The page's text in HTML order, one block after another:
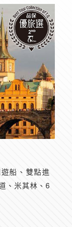
船、雙點進
、米其林、6